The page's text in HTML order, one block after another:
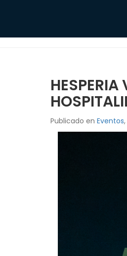
Publicado en Eventos,